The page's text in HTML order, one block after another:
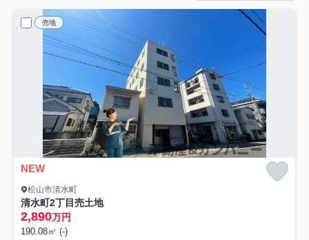
売地
NEW
松山市清水町
清水町2丁目売土地
2,890万円
190.08㎡ (-)